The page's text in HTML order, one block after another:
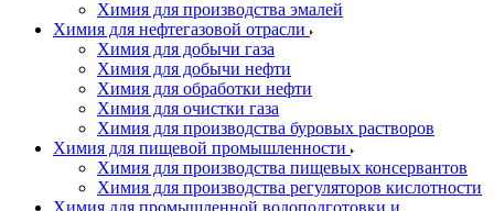
Химия для производства эмалей
Химия для нефтегазовой отрасли
Химия для добычи газа
Химия для добычи нефти
Химия для обработки нефти
Химия для очистки газа
Химия для производства буровых растворов
Химия для пищевой промышленности
Химия для производства пищевых консервантов
Химия для производства регуляторов кислотности
Химия для промышленной водоподготовки и